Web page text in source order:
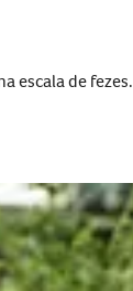
escala de fezes.